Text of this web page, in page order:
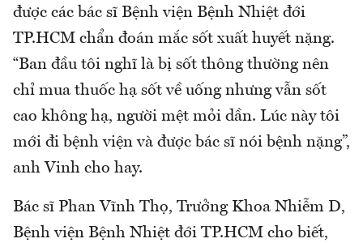
được các bác sĩ Bệnh viện Bệnh Nhiệt đới
TP.HCM chẩn đoán mắc sốt xuất huyết nặng.
“Ban đầu tôi nghĩ là bị sốt thông thường nên
chỉ mua thuốc hạ sốt về uống nhưng vẫn sốt
cao không hạ, người mệt mỏi dần. Lúc này tôi
mới đi bệnh viện và được bác sĩ nói bệnh nặng”,
anh Vinh cho hay.
Bác sĩ Phan Vĩnh Thọ, Trưởng Khoa Nhiễm D,
Bệnh viện Bệnh Nhiệt đới TP.HCM cho biết,